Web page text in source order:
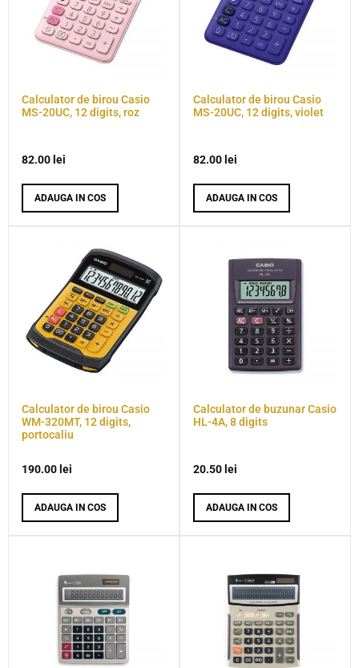
Calculator de birou Casio
MS-20UC, 12 digits, roz
82.00 lei
ADAUGA IN COS
Calculator de birou Casio
MS-20UC, 12 digits, violet
82.00 lei
ADAUGA IN COS
Calculator de birou Casio
WM-320MT, 12 digits,
portocaliu
190.00 lei
ADAUGA IN COS
Calculator de buzunar Casio
HL-4A, 8 digits
20.50 lei
ADAUGA IN COS